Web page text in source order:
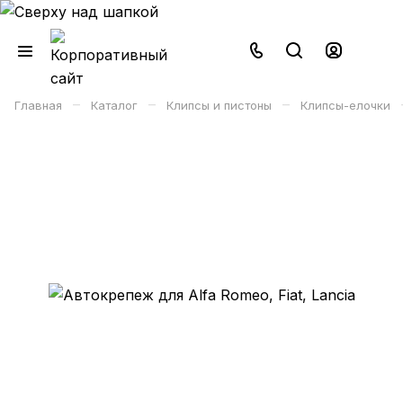
Главная – Каталог – Клипсы и пистоны – Клипсы-елочки